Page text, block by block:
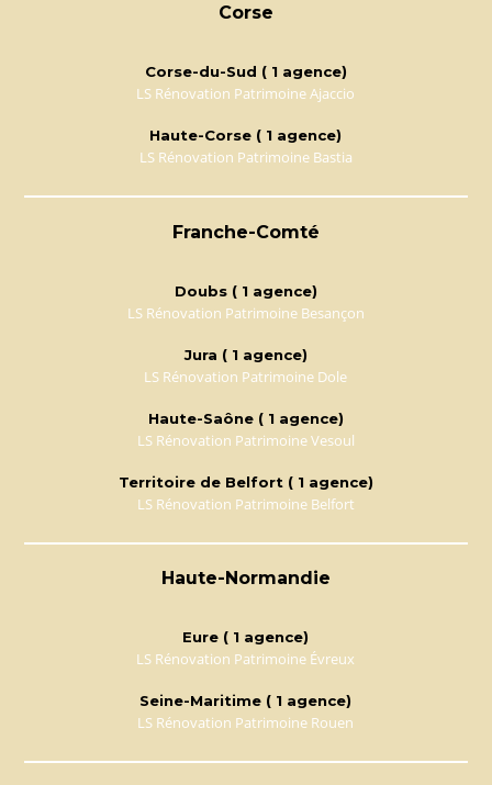
Corse
Corse-du-Sud ( 1 agence)
LS Rénovation Patrimoine Ajaccio
Haute-Corse ( 1 agence)
LS Rénovation Patrimoine Bastia
Franche-Comté
Doubs ( 1 agence)
LS Rénovation Patrimoine Besançon
Jura ( 1 agence)
LS Rénovation Patrimoine Dole
Haute-Saône ( 1 agence)
LS Rénovation Patrimoine Vesoul
Territoire de Belfort ( 1 agence)
LS Rénovation Patrimoine Belfort
Haute-Normandie
Eure ( 1 agence)
LS Rénovation Patrimoine Évreux
Seine-Maritime ( 1 agence)
LS Rénovation Patrimoine Rouen